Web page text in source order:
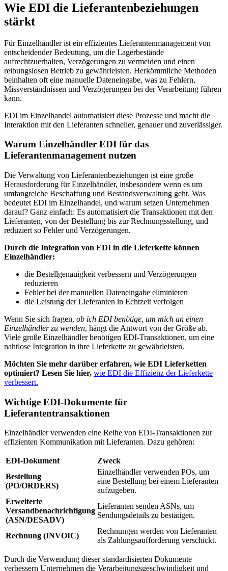
Wie EDI die Lieferantenbeziehungen
stärkt
Für Einzelhändler ist ein effizientes Lieferantenmanagement von
entscheidender Bedeutung, um die Lagerbestände
aufrechtzuerhalten, Verzögerungen zu vermeiden und einen
reibungslosen Betrieb zu gewährleisten. Herkömmliche Methoden
beinhalten oft eine manuelle Dateneingabe, was zu Fehlern,
Missverständnissen und Verzögerungen bei der Verarbeitung führen
kann.
EDI im Einzelhandel automatisiert diese Prozesse und macht die
Interaktion mit den Lieferanten schneller, genauer und zuverlässiger.
Warum Einzelhändler EDI für das
Lieferantenmanagement nutzen
Die Verwaltung von Lieferantenbeziehungen ist eine große
Herausforderung für Einzelhändler, insbesondere wenn es um
umfangreiche Beschaffung und Bestandsverwaltung geht. Was
bedeutet EDI im Einzelhandel, und warum setzen Unternehmen
darauf? Ganz einfach: Es automatisiert die Transaktionen mit den
Lieferanten, von der Bestellung bis zur Rechnungsstellung, und
reduziert so Fehler und Verzögerungen.
Durch die Integration von EDI in die Lieferkette können
Einzelhändler:
die Bestellgenauigkeit verbessern und Verzögerungen
reduzieren
Fehler bei der manuellen Dateneingabe eliminieren
die Leistung der Lieferanten in Echtzeit verfolgen
Wenn Sie sich fragen, ob ich EDI benötige, um mich an einen
Einzelhändler zu wenden, hängt die Antwort von der Größe ab.
Viele große Einzelhändler benötigen EDI-Transaktionen, um eine
nahtlose Integration in ihre Lieferkette zu gewährleisten.
Möchten Sie mehr darüber erfahren, wie EDI Lieferketten
optimiert? Lesen Sie hier, wie EDI die Effizienz der Lieferkette
verbessert.
Wichtige EDI-Dokumente für
Lieferantentransaktionen
Einzelhändler verwenden eine Reihe von EDI-Transaktionen zur
effizienten Kommunikation mit Lieferanten. Dazu gehören:
EDI-Dokument
Zweck
Bestellung
(PO/ORDERS)
Einzelhändler verwenden POs, um
eine Bestellung bei einem Lieferanten
aufzugeben.
Erweiterte
Versandbenachrichtigung
(ASN/DESADV)
Lieferanten senden ASNs, um
Sendungsdetails zu bestätigen.
Rechnung (INVOIC)
Rechnungen werden von Lieferanten
als Zahlungsaufforderung verschickt.
Durch die Verwendung dieser standardisierten Dokumente
verbessern Unternehmen die Verarbeitungsgeschwindigkeit und